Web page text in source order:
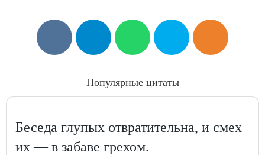
Популярные цитаты
Беседа глупых отвратительна, и смех
их — в забаве грехом.